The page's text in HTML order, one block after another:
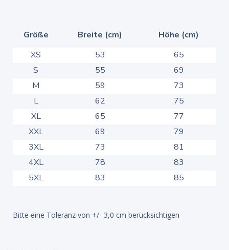
Größe Breite (cm)
Höhe (cm)
XS
53
65
S
55
69
M
59
73
L
62
75
XL
65
77
XXL
69
79
3XL
73
81
4XL
78
83
5XL
83 85
Bitte eine Toleranz von +/- 3,0 cm berücksichtigen